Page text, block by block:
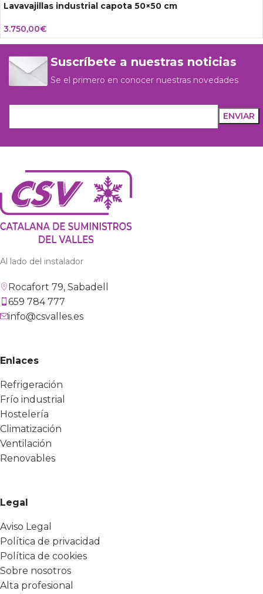
Lavavajillas industrial capota 50×50 cm
3.750,00€
Suscríbete a nuestras noticias
Se el primero en conocer nuestras novedades
Al lado del instalador
Rocafort 79, Sabadell
659 784 777
info@csvalles.es
Enlaces
Refrigeración
Frío industrial
Hostelería
Climatización
Ventilación
Renovables
Legal
Aviso Legal
Política de privacidad
Política de cookies
Sobre nosotros
Alta profesional